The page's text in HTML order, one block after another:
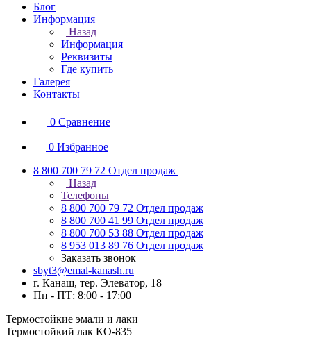
Блог
Информация
Назад
Информация
Реквизиты
Где купить
Галерея
Контакты
0 Сравнение
0 Избранное
8 800 700 79 72 Отдел продаж
Назад
Телефоны
8 800 700 79 72 Отдел продаж
8 800 700 41 99 Отдел продаж
8 800 700 53 88 Отдел продаж
8 953 013 89 76 Отдел продаж
Заказать звонок
sbyt3@emal-kanash.ru
г. Канаш, тер. Элеватор, 18
Пн - ПТ: 8:00 - 17:00
Термостойкие эмали и лаки
Термостойкий лак КО-835